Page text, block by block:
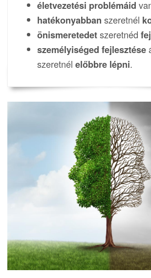
életvezetési problémáid
hatékonyabban szeretnél
önismeretedetszeretnéd
személyiséged fejlesztése
szeretnél előbbre lépni.